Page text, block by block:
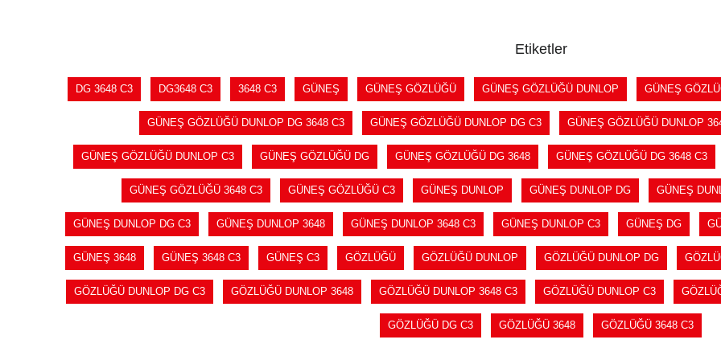
Etiketler
DG 3648 C3 DG3648 C3 3648 C3 GÜNEŞ GÜNEŞ GÖZLÜĞÜ GÜNEŞ GÖZLÜĞÜ DUNLOP GÜNEŞ
GÜNEŞ GÖZLÜĞÜ DUNLOP DG 3648 C3 GÜNEŞ GÖZLÜĞÜ DUNLOP DG C3 GÜNEŞ GÖZLÜĞÜ DUNLOP
GÜNEŞ GÖZLÜĞÜ DUNLOP C3 GÜNEŞ GÖZLÜĞÜ DG GÜNEŞ GÖZLÜĞÜ DG 3648 GÜNEŞ GÖZLÜĞÜ DG 3648 C3
GÜNEŞ GÖZLÜĞÜ 3648 C3 GÜNEŞ GÖZLÜĞÜ C3 GÜNEŞ DUNLOP GÜNEŞ DUNLOP DG GÜNEŞ
GÜNEŞ DUNLOP DG C3 GÜNEŞ DUNLOP 3648 GÜNEŞ DUNLOP 3648 C3 GÜNEŞ DUNLOP C3 GÜNEŞ DG
GÜNEŞ 3648 GÜNEŞ 3648 C3 GÜNEŞ C3 GÖZLÜĞÜ GÖZLÜĞÜ DUNLOP GÖZLÜĞÜ DUNLOP DG
GÖZLÜĞÜ DUNLOP DG C3 GÖZLÜĞÜ DUNLOP 3648 GÖZLÜĞÜ DUNLOP 3648 C3 GÖZLÜĞÜ DUNLOP C3
GÖZLÜĞÜ DG C3 GÖZLÜĞÜ 3648 GÖZLÜĞÜ 3648 C3